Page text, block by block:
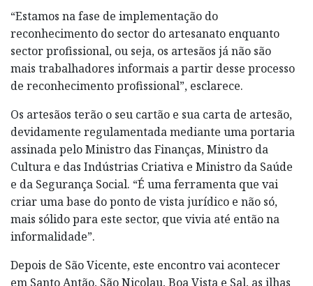
“Estamos na fase de implementação do
reconhecimento do sector do artesanato enquanto
sector profissional, ou seja, os artesãos já não são
mais trabalhadores informais a partir desse processo
de reconhecimento profissional”, esclarece.
Os artesãos terão o seu cartão e sua carta de artesão,
devidamente regulamentada mediante uma portaria
assinada pelo Ministro das Finanças, Ministro da
Cultura e das Indústrias Criativa e Ministro da Saúde
e da Segurança Social. “É uma ferramenta que vai
criar uma base do ponto de vista jurídico e não só,
mais sólido para este sector, que vivia até então na
informalidade”.
Depois de São Vicente, este encontro vai acontecer
em Santo Antão, São Nicolau, Boa Vista e Sal, as ilhas